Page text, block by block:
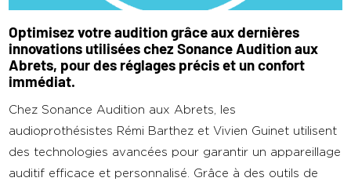
Optimisez votre audition grâce aux dernières
innovations utilisées chez Sonance Audition aux
Abrets, pour des réglages précis et un confort
immédiat.
Chez Sonance Audition aux Abrets, les
audioprothésistes Rémi Barthez et Vivien Guinet utilisent
des technologies avancées pour garantir un appareillage
auditif efficace et personnalisé. Grâce à des outils de